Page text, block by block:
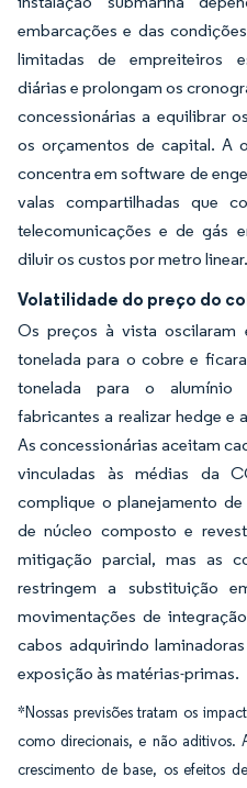
embarcações e das
limitadas de empreiteiros
diárias e prolongam os
concessionárias a equilibrar
os orçamentos de capital. A
concentra em software de
valas compartilhadas que
telecomunicações e de gás
diluir os custos por metro linear.
Volatilidade do preço do
Os preços à vista oscilaram
tonelada para o cobre e
tonelada para o alumínio
fabricantes a realizar hedge e
As concessionárias aceitam
vinculadas às médias da
complique o planejamento
de núcleo composto e
mitigação parcial, mas as
restringem a substituição
movimentações de
cabos adquirindo
exposição às matérias-primas.
*Nossas previsões tratam os
como direcionais, e não aditivos.
crescimento de base, os efeitos